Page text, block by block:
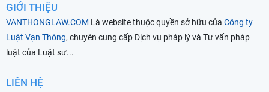
GIỚI THIỆU
VANTHONGLAW.COM Là website thuộc quyền sở hữu của Công ty
Luật Vạn Thông, chuyên cung cấp Dịch vụ pháp lý và Tư vấn pháp
luật của Luật sư...
LIÊN HỆ